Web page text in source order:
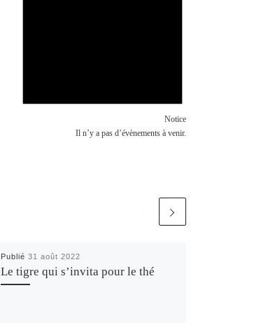
Publié 31 août 2022
Le tigre qui s’invita pour le thé
Notice
Il n’y a pas d’évènements à venir.